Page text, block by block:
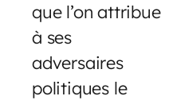
que l’on attribue
à ses
adversaires
politiques le